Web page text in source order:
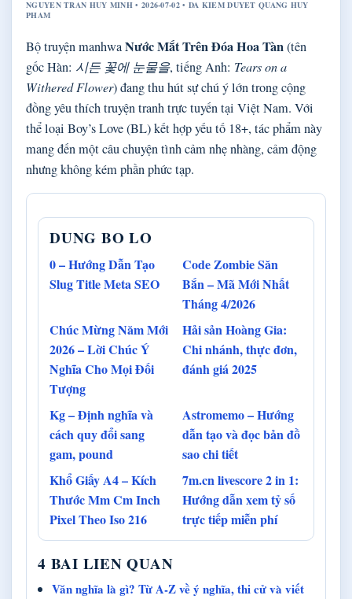
NGUYEN TRAN HUY MINH • 2026-07-02 • DA KIEM DUYET QUANG HUY
PHAM
Bộ truyện manhwaNước Mắt Trên Đóa Hoa Tàn(tên
gốc Hàn: 시든 꽃에 눈물을, tiếng Anh: Tears on a
Withered Flower) đang thu hút sự chú ý lớn trong cộng
đồng yêu thích truyện tranh trực tuyến tại Việt Nam. Với
thể loại Boy’s Love (BL) kết hợp yếu tố 18+, tác phẩm này
mang đến một câu chuyện tình cảm nhẹ nhàng, cảm động
nhưng không kém phần phức tạp.
DUNG BO LO
0 – Hướng Dẫn Tạo
Slug Title Meta SEO
Code Zombie Săn
Bắn – Mã Mới Nhất
Tháng 4/2026
Chúc Mừng Năm Mới
2026 – Lời Chúc Ý
Nghĩa Cho Mọi Đối
Tượng
Hải sản Hoàng Gia:
Chi nhánh, thực đơn,
đánh giá 2025
Kg – Định nghĩa và
cách quy đổi sang
gam, pound
Astromemo – Hướng
dẫn tạo và đọc bản đồ
sao chi tiết
Khổ Giấy A4 – Kích
Thước Mm Cm Inch
Pixel Theo Iso 216
7m.cn livescore 2 in 1:
Hướng dẫn xem tỷ số
trực tiếp miễn phí
4 BAI LIEN QUAN
Văn nghĩa là gì? Từ A-Z về ý nghĩa, thi cử và viết